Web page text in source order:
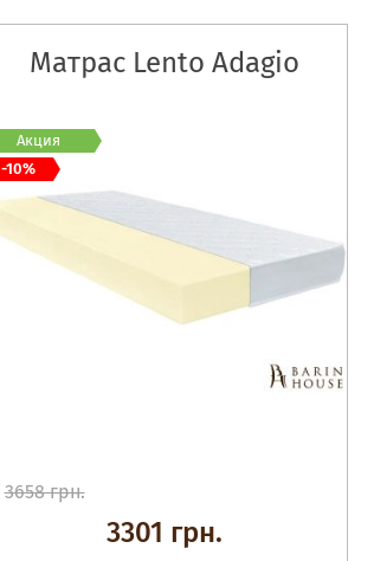
Матрас Lento Adagio
3658 грн.
3301 грн.
Акция
-10%